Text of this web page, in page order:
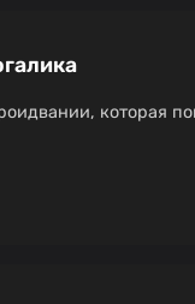
которая